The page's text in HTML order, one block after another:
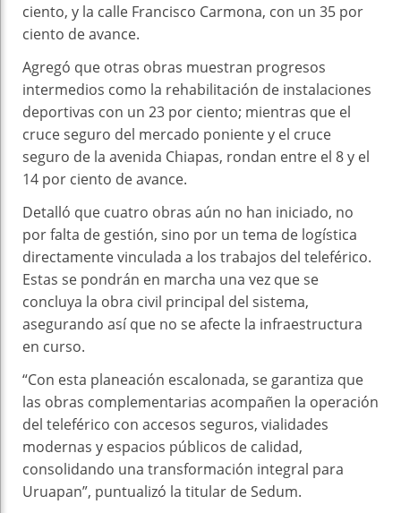
ciento, y la calle Francisco Carmona, con un 35 por
ciento de avance.
Agregó que otras obras muestran progresos
intermedios como la rehabilitación de instalaciones
deportivas con un 23 por ciento; mientras que el
cruce seguro del mercado poniente y el cruce
seguro de la avenida Chiapas, rondan entre el 8 y el
14 por ciento de avance.
Detalló que cuatro obras aún no han iniciado, no
por falta de gestión, sino por un tema de logística
directamente vinculada a los trabajos del teleférico.
Estas se pondrán en marcha una vez que se
concluya la obra civil principal del sistema,
asegurando así que no se afecte la infraestructura
en curso.
“Con esta planeación escalonada, se garantiza que
las obras complementarias acompañen la operación
del teleférico con accesos seguros, vialidades
modernas y espacios públicos de calidad,
consolidando una transformación integral para
Uruapan”, puntualizó la titular de Sedum.